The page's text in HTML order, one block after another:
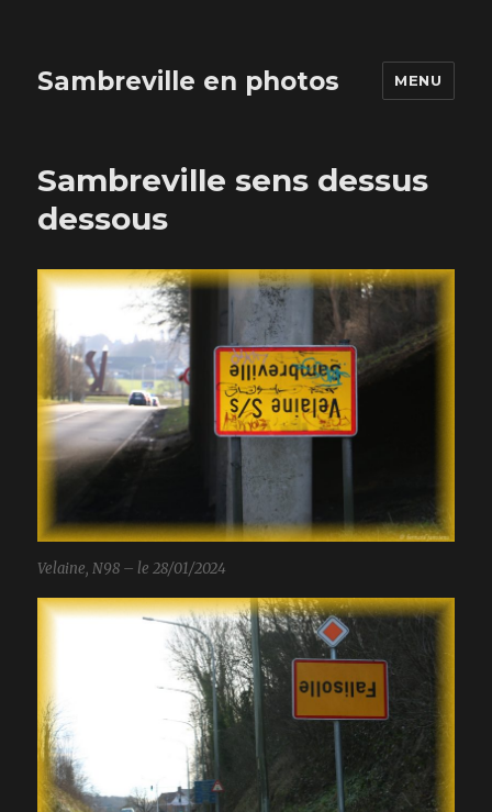
Sambreville en photos MENU
Sambreville sens dessus
dessous
Velaine, N98 – le 28/01/2024